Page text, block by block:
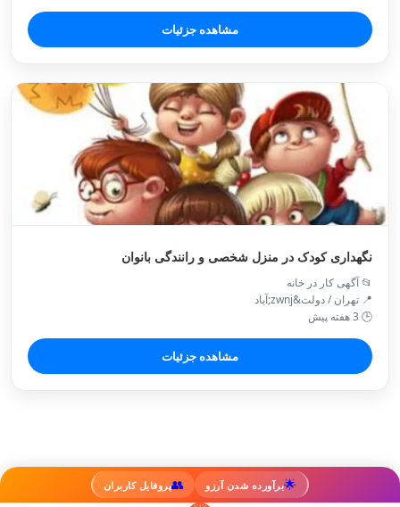
🌟برآورده شدن آرزو 👥پروفایل کاربران
مشاهده جزئیات
نگهداری کودک در منزل شخصی و رانندگی بانوان
📂 آگهی کار در خانه
📍 تهران / دولت&zwnj;آباد
🕒 3 هفته پیش
مشاهده جزئیات